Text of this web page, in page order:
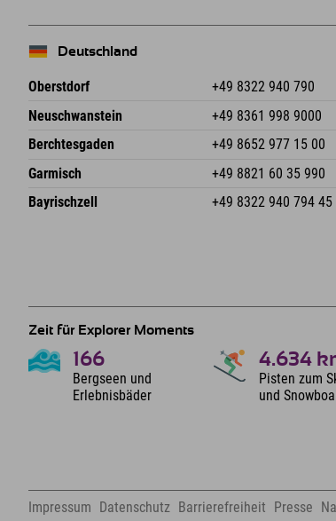
Deutschland
Oberstdorf +49 8322 940 790
An der Breitach 3
Deutschland
Adresse speichern
Buchen
Neuschwanstein +49 8361 998 9000
An der Riese 45
87484 Nesselwang im Allgäu
Deutschland
Adresse speichern
Buchen
Berchtesgaden +49 8652 977 15 00
Hofreitstr. 7
Deutschland
Adresse speichern
Buchen
Garmisch +49 8821 60 35 990
Frickenstraße 22
82490 Farchant
Adresse speichern
Bayrischzell +49 8322 940 794 45
Zeit für Explorer Moments
166
Bergseen und
Erlebnisbäder
4.634
Pisten zum
und
Impressum Datenschutz Barrierefreiheit Presse